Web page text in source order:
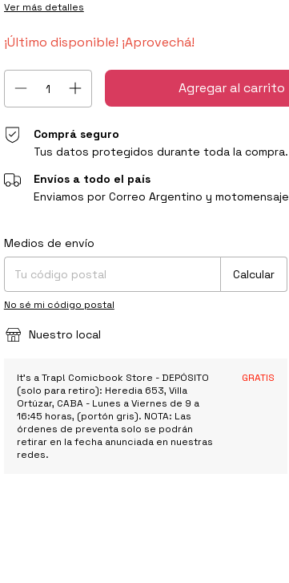
Ver más detalles
¡Último disponible! ¡Aprovechá!
Comprá seguro
Tus datos protegidos durante toda la compra.
Envíos a todo el país
Enviamos por Correo Argentino y
Entregas para el CP:
Medios de envío
Calcular
No sé mi código postal
Nuestro local
It's a Trap! Comicbook Store - DEPÓSITO
(solo para retiro): Heredia 653, Villa
Ortúzar, CABA - Lunes a Viernes de 9 a
16:45 horas, (portón gris). NOTA: Las
órdenes de preventa solo se podrán
retirar en la fecha anunciada en nuestras
redes.
GRATIS